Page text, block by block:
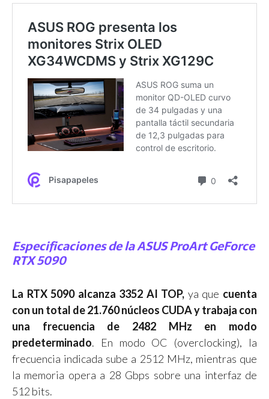
Especificaciones de la ASUS ProArt GeForce
RTX 5090
La RTX 5090 alcanza 3352 AI TOP, ya que cuenta
con un total de 21.760 núcleos CUDA y trabaja con
una frecuencia de 2482 MHz en modo
predeterminado. En modo OC (overclocking), la
frecuencia indicada sube a 2512 MHz, mientras que
la memoria opera a 28 Gbps sobre una interfaz de
512 bits.